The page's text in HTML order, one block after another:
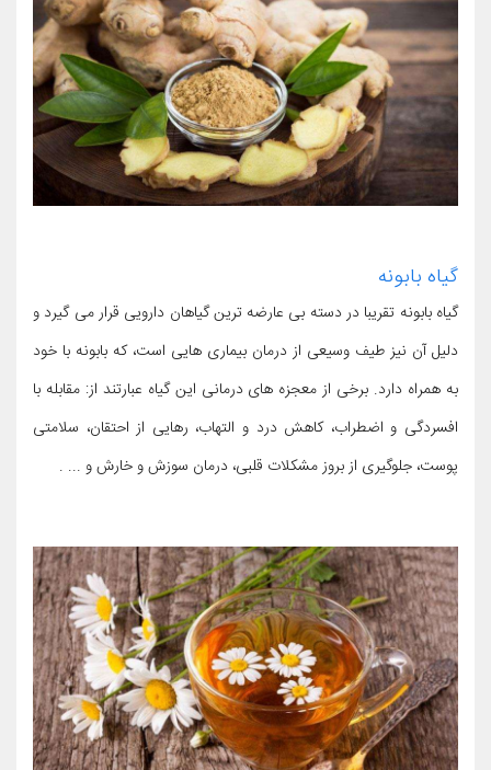
گیاه بابونه
گیاه بابونه تقریبا در دسته بی عارضه ترین گیاهان دارویی قرار می گیرد و
دلیل آن نیز طیف وسیعی از درمان بیماری هایی است، که بابونه با خود
به همراه دارد. برخی از معجزه های درمانی این گیاه عبارتند از: مقابله با
افسردگی و اضطراب، کاهش درد و التهاب، رهایی از احتقان، سلامتی
پوست، جلوگیری از بروز مشکلات قلبی، درمان سوزش و خارش و ... .